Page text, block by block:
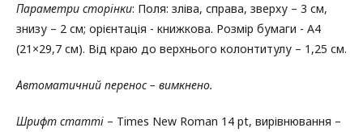
Параметри сторінки: Поля: зліва, справа, зверху – 3 см,
знизу – 2 см; орієнтація - книжкова. Розмір бумаги - А4
(21×29,7 см). Від краю до верхнього колонтитулу – 1,25 см.
Автоматичний перенос – вимкнено.
Шрифт статті – Times New Roman 14 pt, вирівнювання –